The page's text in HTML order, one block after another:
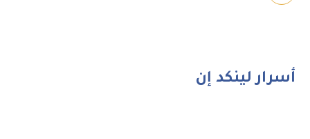
أسرار لينكد إن